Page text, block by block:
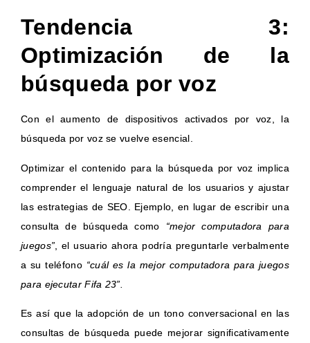
Tendencia 3:
Optimización de la
búsqueda por voz
Con el aumento de dispositivos activados por voz, la
búsqueda por voz se vuelve esencial.
Optimizar el contenido para la búsqueda por voz implica
comprender el lenguaje natural de los usuarios y ajustar
las estrategias de SEO. Ejemplo, en lugar de escribir una
consulta de búsqueda como “mejor computadora para
juegos”, el usuario ahora podría preguntarle verbalmente
a su teléfono “cuál es la mejor computadora para juegos
para ejecutar Fifa 23”.
Es así que la adopción de un tono conversacional en las
consultas de búsqueda puede mejorar significativamente